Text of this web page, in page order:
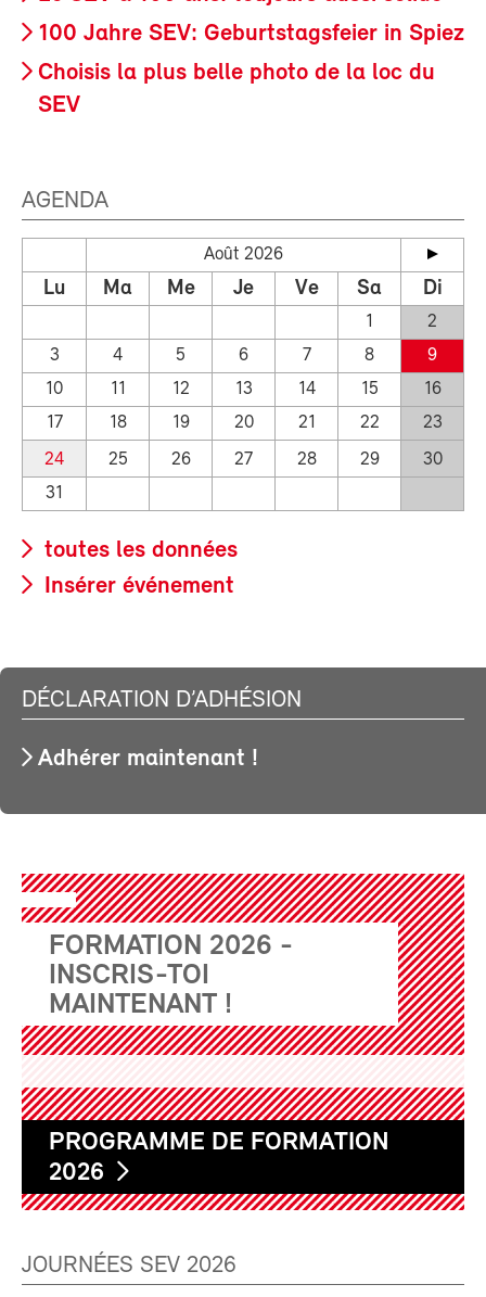
100 Jahre SEV: Geburtstagsfeier in Spiez
Choisis la plus belle photo de la loc du
SEV
AGENDA
Août 2026
Lu Ma Me Je Ve Sa Di
1
2
3
4 5 6 7 8
9
10
11 12 13 14 15
16
17
18 19 20 21 22
23
24
25 26 27 28 29
30
31
toutes les données
Insérer événement
DÉCLARATION D’ADHÉSION
Adhérer maintenant !
FORMATION 2026 -
INSCRIS-TOI
MAINTENANT !
PROGRAMME DE FORMATION
2026
JOURNÉES SEV 2026